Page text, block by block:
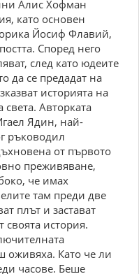
Алис Хофман
като основен
Йосиф Флавий,
Според него
след като юдеите
да се предадат на
историята на
Авторката
Ядин, най-
ръководил
от първото
преживяване,
че имах
там преди две
плът и застават
своята история.
оживяха. Като че ли
часове. Беше